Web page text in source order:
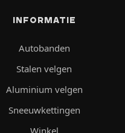
INFORMATIE
Autobanden
Stalen velgen
Aluminium velgen
Sneeuwkettingen